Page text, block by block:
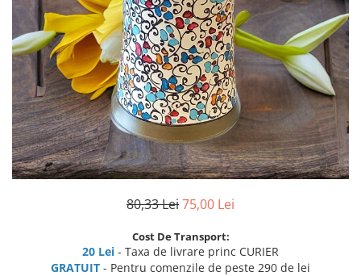
80,33 Lei75,00 Lei
Cost De Transport:
20 Lei - Taxa de livrare princ CURIER
GRATUIT - Pentru comenzile de peste 290 de lei